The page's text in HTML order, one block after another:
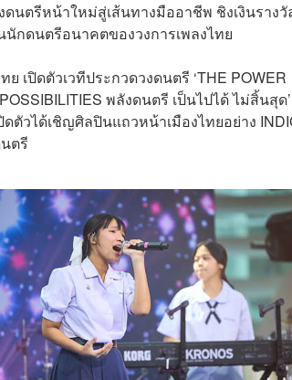
งดนตรีหน้าใหม่สู่เส้นทางมืออาชีพ ชิงเงินรางวั
กดนตรีอนาคตของวงการเพลงไทย
เปิดตัวเวทีประกวดวงดนตรี ‘THE POWER
พลังดนตรี เป็นไปได้ ไม่สิ้นสุด
วได้เชิญศิลปินแถวหน้าเมืองไทยอย่าง
ตรี